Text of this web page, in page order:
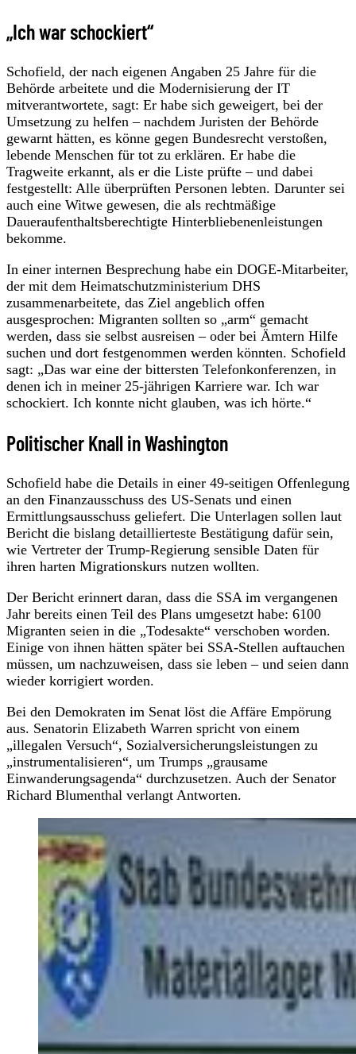
„Ich war schockiert“
Schofield, der nach eigenen Angaben 25 Jahre für die
Behörde arbeitete und die Modernisierung der IT
mitverantwortete, sagt: Er habe sich geweigert, bei der
Umsetzung zu helfen – nachdem Juristen der Behörde
gewarnt hätten, es könne gegen Bundesrecht verstoßen,
lebende Menschen für tot zu erklären. Er habe die
Tragweite erkannt, als er die Liste prüfte – und dabei
festgestellt: Alle überprüften Personen lebten. Darunter sei
auch eine Witwe gewesen, die als rechtmäßige
Daueraufenthaltsberechtigte Hinterbliebenenleistungen
bekomme.
In einer internen Besprechung habe ein DOGE-Mitarbeiter,
der mit dem Heimatschutzministerium DHS
zusammenarbeitete, das Ziel angeblich offen
ausgesprochen: Migranten sollten so „arm“ gemacht
werden, dass sie selbst ausreisen – oder bei Ämtern Hilfe
suchen und dort festgenommen werden könnten. Schofield
sagt: „Das war eine der bittersten Telefonkonferenzen, in
denen ich in meiner 25-jährigen Karriere war. Ich war
schockiert. Ich konnte nicht glauben, was ich hörte.“
Politischer Knall in Washington
Schofield habe die Details in einer 49-seitigen Offenlegung
an den Finanzausschuss des US-Senats und einen
Ermittlungsausschuss geliefert. Die Unterlagen sollen laut
Bericht die bislang detaillierteste Bestätigung dafür sein,
wie Vertreter der Trump-Regierung sensible Daten für
ihren harten Migrationskurs nutzen wollten.
Der Bericht erinnert daran, dass die SSA im vergangenen
Jahr bereits einen Teil des Plans umgesetzt habe: 6100
Migranten seien in die „Todesakte“ verschoben worden.
Einige von ihnen hätten später bei SSA-Stellen auftauchen
müssen, um nachzuweisen, dass sie leben – und seien dann
wieder korrigiert worden.
Bei den Demokraten im Senat löst die Affäre Empörung
aus. Senatorin Elizabeth Warren spricht von einem
„illegalen Versuch“, Sozialversicherungsleistungen zu
„instrumentalisieren“, um Trumps „grausame
Einwanderungsagenda“ durchzusetzen. Auch der Senator
Richard Blumenthal verlangt Antworten.